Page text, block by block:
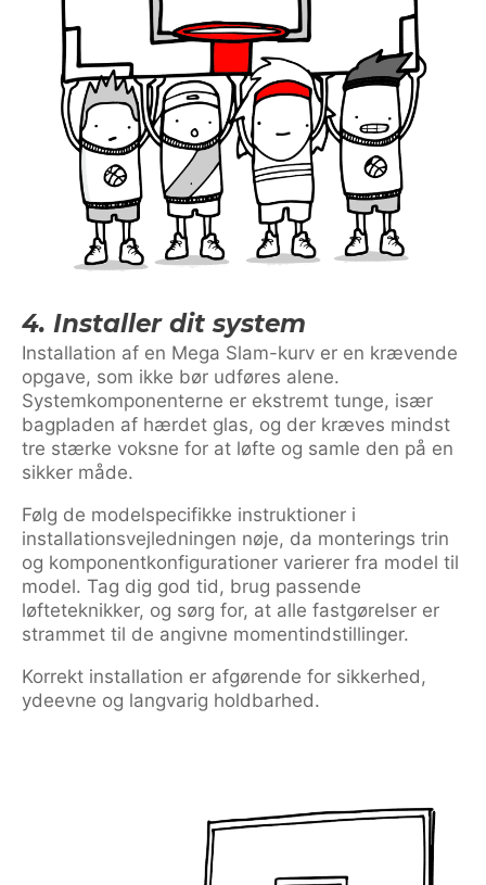
4. Installer dit system
Installation af en Mega Slam-kurv er en krævende
opgave, som ikke bør udføres alene.
Systemkomponenterne er ekstremt tunge, især
bagpladen af hærdet glas, og der kræves mindst
tre stærke voksne for at løfte og samle den på en
sikker måde.
Følg de modelspecifikke instruktioner i
installationsvejledningen nøje, da monterings trin
og komponentkonfigurationer varierer fra model til
model. Tag dig god tid, brug passende
løfteteknikker, og sørg for, at alle fastgørelser er
strammet til de angivne momentindstillinger.
Korrekt installation er afgørende for sikkerhed,
ydeevne og langvarig holdbarhed.